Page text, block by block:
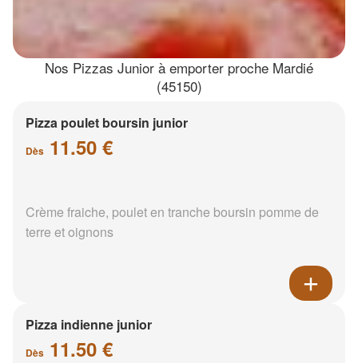
Nos Pizzas Junior à emporter proche Mardié
(45150)
Pizza poulet boursin junior
Dès 11.50 €
Crème fraiche, poulet en tranche boursin pomme de
terre et oignons
Pizza indienne junior
Dès 11.50 €